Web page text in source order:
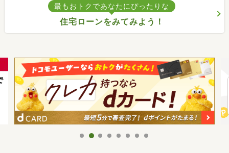
最もおトクであなたにぴったりな
住宅ローンをみてみよう！